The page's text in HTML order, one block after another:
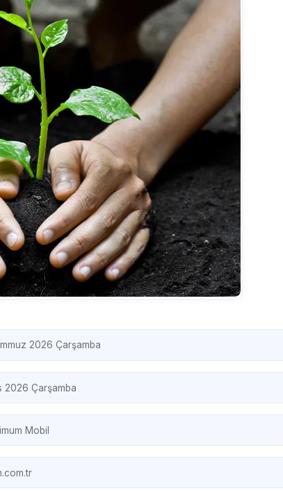
2026 Çarşamba
2026 Çarşamba
Mobil